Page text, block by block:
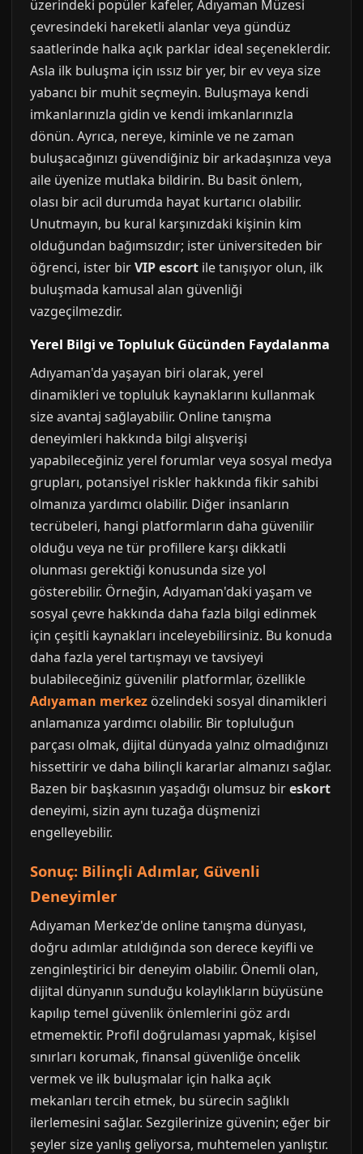
üzerindeki popüler kafeler, Adıyaman Müzesi
çevresindeki hareketli alanlar veya gündüz
saatlerinde halka açık parklar ideal seçeneklerdir.
Asla ilk buluşma için ıssız bir yer, bir ev veya size
yabancı bir muhit seçmeyin. Buluşmaya kendi
imkanlarınızla gidin ve kendi imkanlarınızla
dönün. Ayrıca, nereye, kiminle ve ne zaman
buluşacağınızı güvendiğiniz bir arkadaşınıza veya
aile üyenize mutlaka bildirin. Bu basit önlem,
olası bir acil durumda hayat kurtarıcı olabilir.
Unutmayın, bu kural karşınızdaki kişinin kim
olduğundan bağımsızdır; ister üniversiteden bir
öğrenci, ister birVIP escort ile tanışıyor olun, ilk
buluşmada kamusal alan güvenliği
vazgeçilmezdir.
Yerel Bilgi ve Topluluk Gücünden Faydalanma
Adıyaman'da yaşayan biri olarak, yerel
dinamikleri ve topluluk kaynaklarını kullanmak
size avantaj sağlayabilir. Online tanışma
deneyimleri hakkında bilgi alışverişi
yapabileceğiniz yerel forumlar veya sosyal medya
grupları, potansiyel riskler hakkında fikir sahibi
olmanıza yardımcı olabilir. Diğer insanların
tecrübeleri, hangi platformların daha güvenilir
olduğu veya ne tür profillere karşı dikkatli
olunması gerektiği konusunda size yol
gösterebilir. Örneğin, Adıyaman'daki yaşam ve
sosyal çevre hakkında daha fazla bilgi edinmek
için çeşitli kaynakları inceleyebilirsiniz. Bu konuda
daha fazla yerel tartışmayı ve tavsiyeyi
bulabileceğiniz güvenilir platformlar, özellikle
Adıyaman merkez özelindeki sosyal dinamikleri
anlamanıza yardımcı olabilir. Bir topluluğun
parçası olmak, dijital dünyada yalnız olmadığınızı
hissettirir ve daha bilinçli kararlar almanızı sağlar.
Bazen bir başkasının yaşadığı olumsuz bireskort
deneyimi, sizin aynı tuzağa düşmenizi
engelleyebilir.
Sonuç: Bilinçli Adımlar, Güvenli
Deneyimler
Adıyaman Merkez'de online tanışma dünyası,
doğru adımlar atıldığında son derece keyifli ve
zenginleştirici bir deneyim olabilir. Önemli olan,
dijital dünyanın sunduğu kolaylıkların büyüsüne
kapılıp temel güvenlik önlemlerini göz ardı
etmemektir. Profil doğrulaması yapmak, kişisel
sınırları korumak, finansal güvenliğe öncelik
vermek ve ilk buluşmalar için halka açık
mekanları tercih etmek, bu sürecin sağlıklı
ilerlemesini sağlar. Sezgilerinize güvenin; eğer bir
şeyler size yanlış geliyorsa, muhtemelen yanlıştır.